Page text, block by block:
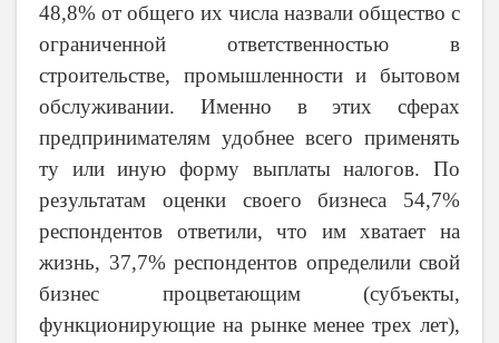
48,8% от общего их числа назвали общество с
ограниченной ответственностью в
строительстве, промышленности и бытовом
обслуживании. Именно в этих сферах
предпринимателям удобнее всего применять
ту или иную форму выплаты налогов. По
результатам оценки своего бизнеса 54,7%
респондентов ответили, что им хватает на
жизнь, 37,7% респондентов определили свой
бизнес процветающим (субъекты,
функционирующие на рынке менее трех лет),